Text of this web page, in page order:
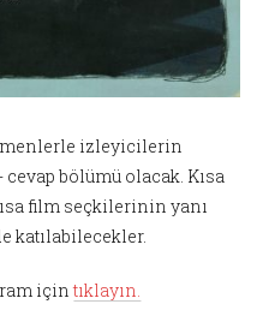
izleyicilerin
bölümü olacak. Kısa
film seçkilerinin yanı
katılabilecekler.
içintıklayın.